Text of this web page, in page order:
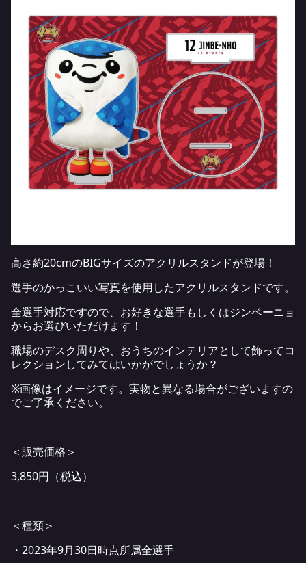
高さ約20cmのBIGサイズのアクリルスタンドが登場！
選手のかっこいい写真を使用したアクリルスタンドです。
全選手対応ですので、お好きな選手もしくはジンベーニョ
からお選びいただけます！
職場のデスク周りや、おうちのインテリアとして飾ってコ
レクションしてみてはいかがでしょうか？
※画像はイメージです。実物と異なる場合がございますの
でご了承ください。
＜販売価格＞
3,850円（税込）
＜種類＞
・2023年9月30日時点所属全選手